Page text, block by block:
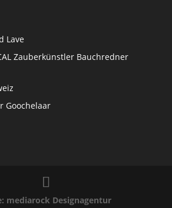
Lave
Zauberkünstler Bauchredner
Goochelaar
mediarock Designagentur